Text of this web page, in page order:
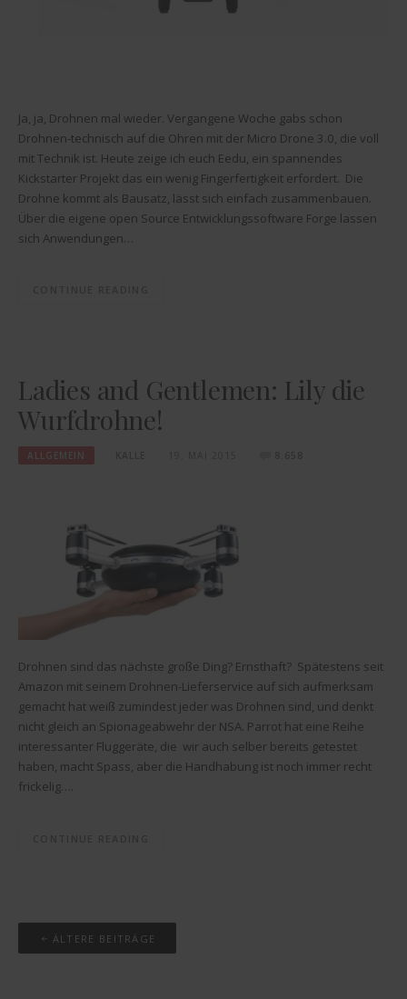
Ja, ja, Drohnen mal wieder. Vergangene Woche gabs schon
Drohnen-technisch auf die Ohren mit der Micro Drone 3.0, die voll
mit Technik ist. Heute zeige ich euch Eedu, ein spannendes
Kickstarter Projekt das ein wenig Fingerfertigkeit erfordert. Die
Drohne kommt als Bausatz, lässt sich einfach zusammenbauen.
Über die eigene open Source Entwicklungssoftware Forge lassen
sich Anwendungen…
Ladies and Gentlemen: Lily die
Wurfdrohne!
ALLGEMEIN
Drohnen sind das nächste große Ding? Ernsthaft? Spätestens seit
Amazon mit seinem Drohnen-Lieferservice auf sich aufmerksam
gemacht hat weiß zumindest jeder was Drohnen sind, und denkt
nicht gleich an Spionageabwehr der NSA. Parrot hat eine Reihe
interessanter Fluggeräte, die wir auch selber bereits getestet
haben, macht Spass, aber die Handhabung ist noch immer recht
frickelig….
Beitrags-
Navigation
ÄLTERE BEITRÄGE